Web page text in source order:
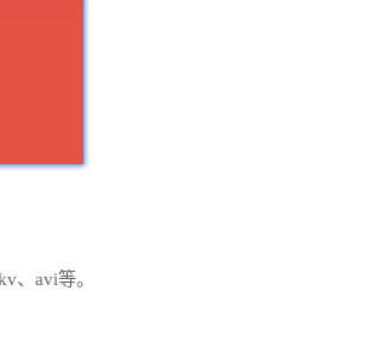
、avi等。